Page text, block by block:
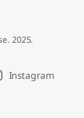
2025.
Instagram